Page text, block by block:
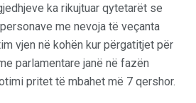
ka rikujtuar qytetarët se
me nevoja të veçanta
vjen në kohën kur përgatitjet për
parlamentare janë në fazën
pritet të mbahet më 7 qershor.